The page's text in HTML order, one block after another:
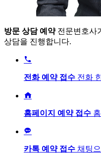
방문 상담 예약 전문변호사
상담을 진행합니다.

전화 예약 접수 전화

홈페이지 예약 접수

카톡 예약 접수 채팅